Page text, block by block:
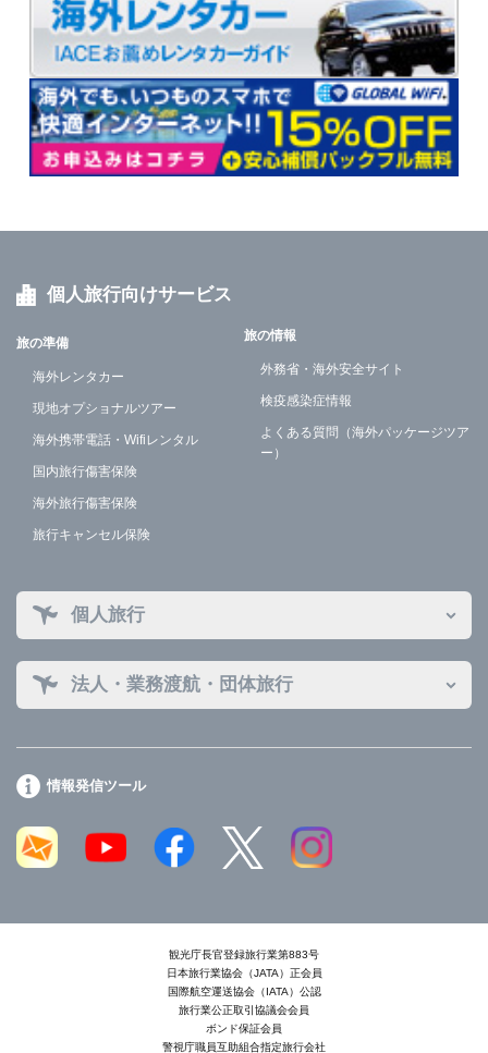
個人旅行向けサービス
旅の準備
海外レンタカー
現地オプショナルツアー
海外携帯電話・Wifiレンタル
国内旅行傷害保険
海外旅行傷害保険
旅行キャンセル保険
旅の情報
外務省・海外安全サイト
検疫感染症情報
よくある質問（海外パッケージツア
ー）
個人旅行
法人・業務渡航・団体旅行
情報発信ツール
観光庁長官登録旅行業第883号
日本旅行業協会（JATA）正会員
国際航空運送協会（IATA）公認
旅行業公正取引協議会会員
ボンド保証会員
警視庁職員互助組合指定旅行会社